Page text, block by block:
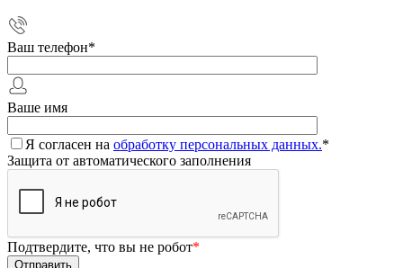
Ваш телефон*
Ваше имя
Я согласен на обработку персональных данных.*
Защита от автоматического заполнения
Подтвердите, что вы не робот*